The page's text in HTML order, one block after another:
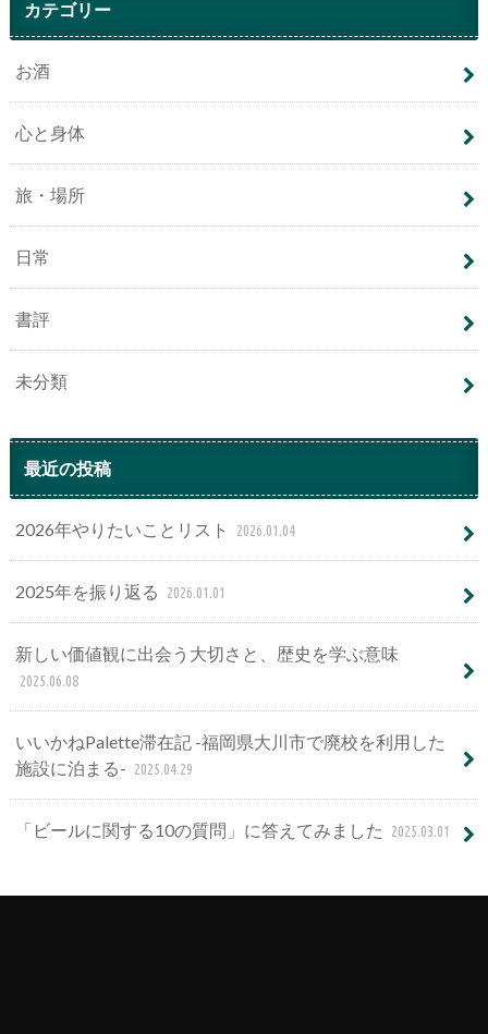
カテゴリー
お酒
心と身体
旅・場所
日常
書評
未分類
最近の投稿
2026年やりたいことリスト 2026.01.04
2025年を振り返る 2026.01.01
新しい価値観に出会う大切さと、歴史を学ぶ意味
2025.06.08
いいかねPalette滞在記 -福岡県大川市で廃校を利用した
施設に泊まる- 2025.04.29
「ビールに関する10の質問」に答えてみました 2025.03.01